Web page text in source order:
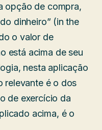
opção de compra,
dinheiro” (in the
o valor de
está acima de seu
nesta aplicação
relevante é o dos
de exercício da
acima, é o